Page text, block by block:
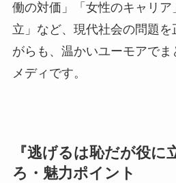
働の対価」「女性のキャリ
立」など、現代社会の問題
がらも、温かいユーモアでま
メディです。
『逃げるは恥だが役に
ろ・魅力ポイント